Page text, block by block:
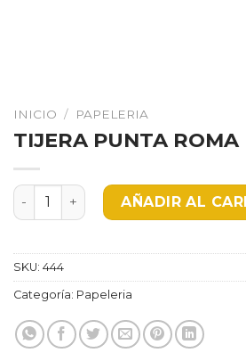
INICIO / PAPELERIA
TIJERA PUNTA ROMA
TIJERA PUNTA ROMA cantidad
AÑADIR AL
SKU: 444
Categoría: Papeleria